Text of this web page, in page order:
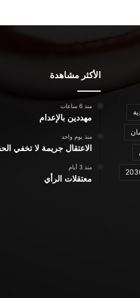
الأكثر مشاهدة
منذ 6 ساعات
مهددين بالإعدام
منذ يوم واحد
الاعتقال جريمة لا تخفي
منذ 3 أيام
معتقلات الرأي